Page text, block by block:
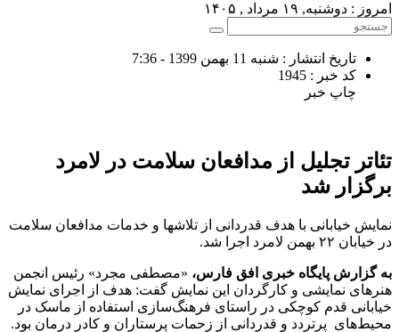
امروز : دوشنبه, ۱۹ مرداد , ۱۴۰۵
تاریخ انتشار : شنبه 11 بهمن 1399 - 7:36
کد خبر : 1945
چاپ خبر
تئاتر تجلیل از مدافعان سلامت در لامرد
برگزار شد
نمایش خیابانی با هدف قدردانی از تلاشها و خدمات مدافعان سلامت
در خیابان ۲۲ بهمن لامرد اجرا شد.
به گزارش پایگاه خبری افق فارس، «مصطفی مجرد» رئیس انجمن
هنرهای نمایشی و کارگردان این نمایش گفت: هدف از اجرای نمایش
خیابانی قدم کوچکی در راستای فرهنگ‌سازی استفاده از ماسک در
محیط‌های پرتردد و قدردانی از زحمات پرستاران و کادر درمان بود.